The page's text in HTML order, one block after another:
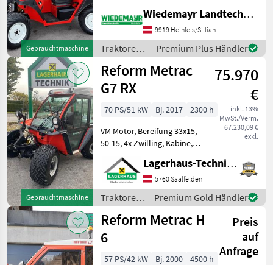
Gebrauchtmaschine
Kabine,
Zapfwellendrehzahl: 540,
Höchstgeschwindigkeit in
km/h: 30 km/h, Oberlenker
hinten: mechanis
Wiedemayr Landtechnik GmbH
9919 Heinfels/Sillian
Traktoren /
Reform
Premium Plus Händler
Gebrauchtmaschine
Reform Metrac
G7 RX
75.970
€
inkl. 13%
MwSt./Verm.
67.230,09 €
exkl.
70 PS/51 kW Bj. 2017
2300 h
VM Motor, Bereifung 33x15,
50-15, 4x Zwilling, Kabine,
FH+Hubwerk, Fanghaken
Kaufpreis inkl. 13% Mwst.
Wir bitten telefonisch oder
per Mail Ihren Besuch
bekanntzu
Lagerhaus-Technik Saalfelden
5760 Saalfelden
Traktoren
/ Reform
Premium Gold Händler
Reform Metrac H
6
Preis
auf
Anfrage
57 PS/42 kW Bj. 2000
4500 h